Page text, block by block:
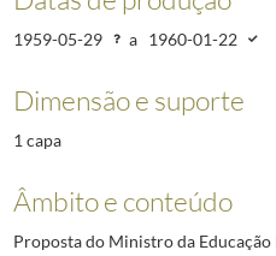
1959-05-29 a 1960-01-22
Dimensão e suporte
1 capa
Âmbito e conteúdo
Proposta do Ministro da